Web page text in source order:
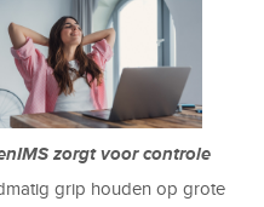
zorgt voor controle
grip houden op grote